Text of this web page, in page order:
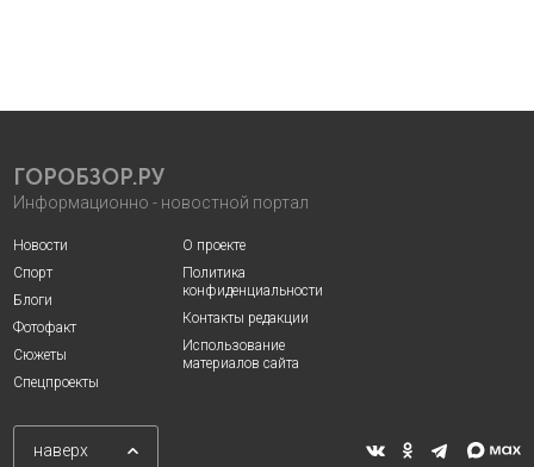
ГОРОБЗОР.РУ
Информационно - новостной портал
Новости
Спорт
Блоги
Фотофакт
Сюжеты
Спецпроекты
О проекте
Политика
конфиденциальности
Контакты редакции
Использование
материалов сайта
наверх